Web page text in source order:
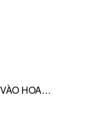
HOA…